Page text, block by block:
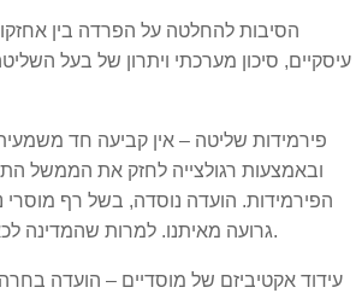
הסיבות להחלטה על הפרדה בין
עיסקיים, סיכון מערכתי ויתרון של בעל
פירמידות שליטה – אין קביעה חד
ובאמצעות רגולצייה לחזק את הממשל
הפירמידות. הועדה נוסדה, בשל רף
גרועה מאיתנו. למרות שהמדינה לכאורה במצב כלכלי נפלא, הפרט, מצבו, התדרדרות כלכלית מתמשכת, עד כדי סכנה קיומית.
עידוד אקטיביזם של מוסדיים – הועדה